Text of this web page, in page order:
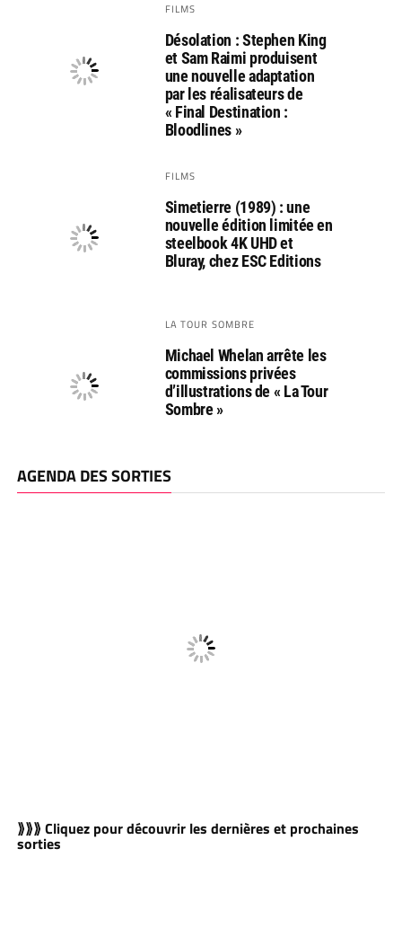
FILMS
Désolation : Stephen King
et Sam Raimi produisent
une nouvelle adaptation
par les réalisateurs de
« Final Destination :
Bloodlines »
FILMS
Simetierre (1989) : une
nouvelle édition limitée en
steelbook 4K UHD et
Bluray, chez ESC Editions
LA TOUR SOMBRE
Michael Whelan arrête les
commissions privées
d’illustrations de « La Tour
Sombre »
AGENDA DES SORTIES
⟫⟫⟫ Cliquez pour découvrir les dernières et prochaines
sorties